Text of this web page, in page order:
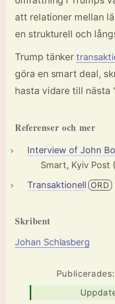
att relationer mellan
en strukturell och
Trump tänker
göra en smart deal,
hasta vidare till nästa
Referenser och mer
Interview of John
Smart, Kyiv Post
Transaktionell ORD
Skribent
Johan Schlasberg